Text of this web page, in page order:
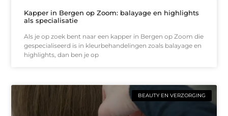
Kapper in Bergen op Zoom: balayage en highlights
als specialisatie
Als je op zoek bent naar een kapper in Bergen op Zoom die
gespecialiseerd is in kleurbehandelingen zoals balayage en
highlights, dan ben je op
BEAUTY EN VERZORGING